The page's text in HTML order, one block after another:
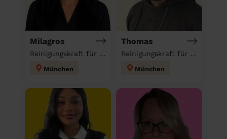
Milagros
Reinigungskraft für deinen Haushalt
München
Thomas
Reinigungskraft für deinen Haushalt
München